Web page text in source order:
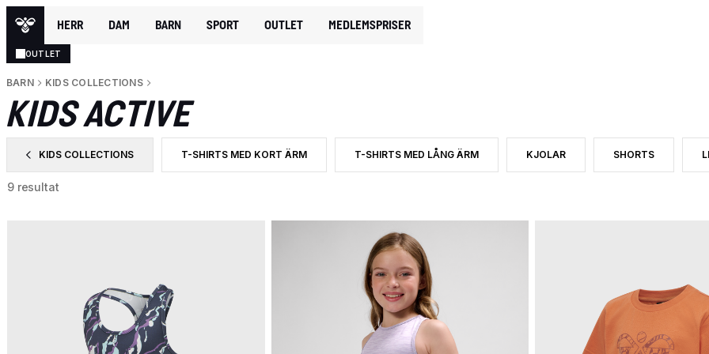
HERR DAM BARN SPORT OUTLET MEDLEMSPRISER
OUTLET
BARN KIDS COLLECTIONS
KIDS ACTIVE
KIDS COLLECTIONS
SORTERA EFTER CATEGORY: KIDS COLLECTIONS
T-SHIRTS MED KORT ÄRM
SORTERA EFTER PRODUKTTYP: T-SHIRTS MED KORT ÄRM
T-SHIRTS MED LÅNG ÄRM
SORTERA EFTER PRODUKTTYP: T-SHIRTS MED LÅNG ÄRM
KJOLAR
SORTERA EFTER PRODUKTTYP:
SHORTS
SORTERA EFTER
9 resultat